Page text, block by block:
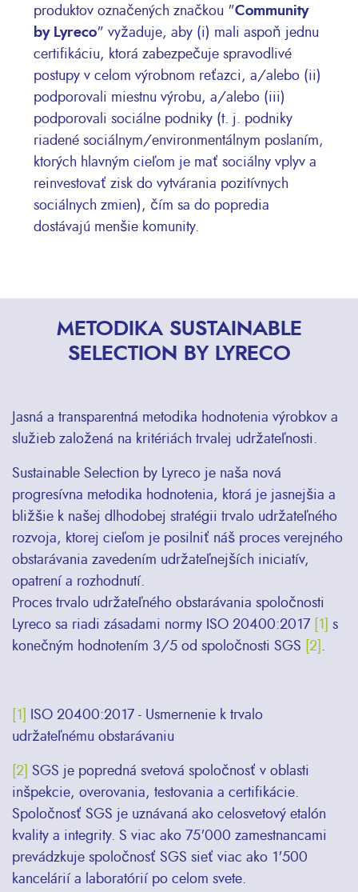
produktov označených značkou "Community
by Lyreco" vyžaduje, aby (i) mali aspoň jednu
certifikáciu, ktorá zabezpečuje spravodlivé
postupy v celom výrobnom reťazci, a/alebo (ii)
podporovali miestnu výrobu, a/alebo (iii)
podporovali sociálne podniky (t. j. podniky
riadené sociálnym/environmentálnym poslaním,
ktorých hlavným cieľom je mať sociálny vplyv a
reinvestovať zisk do vytvárania pozitívnych
sociálnych zmien), čím sa do popredia
dostávajú menšie komunity.
METODIKA SUSTAINABLE
SELECTION BY LYRECO
Jasná a transparentná metodika hodnotenia výrobkov a
služieb založená na kritériách trvalej udržateľnosti.
Sustainable Selection by Lyreco je naša nová
progresívna metodika hodnotenia, ktorá je jasnejšia a
bližšie k našej dlhodobej stratégii trvalo udržateľného
rozvoja, ktorej cieľom je posilniť náš proces verejného
obstarávania zavedením udržateľnejších iniciatív,
opatrení a rozhodnutí.
Proces trvalo udržateľného obstarávania spoločnosti
Lyreco sa riadi zásadami normy ISO 20400:2017
[1]
s
konečným hodnotením 3/5 od spoločnosti SGS
[2] .
[1]
ISO 20400:2017 - Usmernenie k trvalo
udržateľnému obstarávaniu
[2] SGS je popredná svetová spoločnosť v oblasti
inšpekcie, overovania, testovania a certifikácie.
Spoločnosť SGS je uznávaná ako celosvetový etalón
kvality a integrity. S viac ako 75'000 zamestnancami
prevádzkuje spoločnosť SGS sieť viac ako 1'500
kancelárií a laboratórií po celom svete.